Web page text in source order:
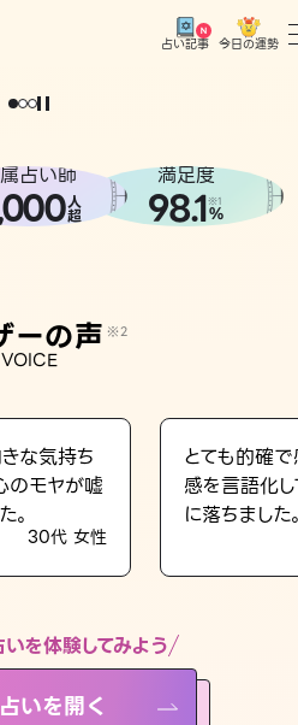
占い記事 今日の運勢
す
どうせなら
。
占い師
000人
超
満足度
98.1※1
%
ーの声 ※2
VOICE
な気持ち
のモヤが嘘
。
30代 女性
とても的確
感を言語化
に落ちました
を体験してみよう
いを開く